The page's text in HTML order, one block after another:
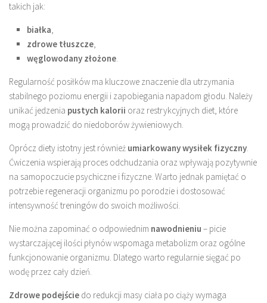
takich jak:
białka,
zdrowe tłuszcze,
węglowodany złożone.
Regularność posiłków ma kluczowe znaczenie dla utrzymania
stabilnego poziomu energii i zapobiegania napadom głodu. Należy
unikać jedzenia pustych kalorii oraz restrykcyjnych diet, które
mogą prowadzić do niedoborów żywieniowych.
Oprócz diety istotny jest również umiarkowany wysiłek fizyczny.
Ćwiczenia wspierają proces odchudzania oraz wpływają pozytywnie
na samopoczucie psychiczne i fizyczne. Warto jednak pamiętać o
potrzebie regeneracji organizmu po porodzie i dostosować
intensywność treningów do swoich możliwości.
Nie można zapominać o odpowiednim nawodnieniu – picie
wystarczającej ilości płynów wspomaga metabolizm oraz ogólne
funkcjonowanie organizmu. Dlatego warto regularnie sięgać po
wodę przez cały dzień.
Zdrowe podejście do redukcji masy ciała po ciąży wymaga